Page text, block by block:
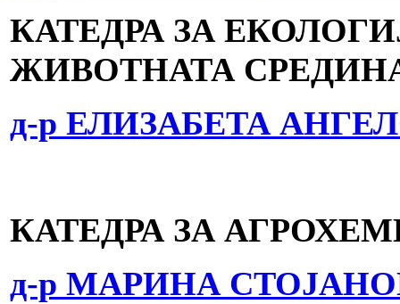
КАТЕДРА ЗА
ЖИВОТНАТА
д-р ЕЛИЗАБЕТА
КАТЕДРА ЗА
д-р МАРИНА